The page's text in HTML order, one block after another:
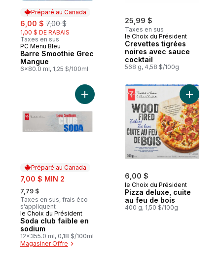
Préparé au Canada
sale:
6,00 $ , formerly:
7,00 $
1,00 $ DE RABAIS
Taxes en sus
Préparé au Canada
PC Menu Bleu
Barre Smoothie Grec
Mangue
6x80.0 ml, 1,25 $/100ml
25,99 $
Taxes en sus
le Choix du Président
Crevettes tigrées
noires avec sauce
cocktail
568 g, 4,58 $/100g
Préparé au Canada
sale:
7,00 $ MIN 2
, formerly:
7,79 $
Taxes en sus, frais éco
s’appliquent
Préparé au Canada
le Choix du Président
Soda club faible en
sodium
12x355.0 ml, 0,18 $/100ml
Magasiner Offre
Ajouter Soda club faible en sodium au
6,00 $
le Choix du Président
Pizza deluxe, cuite
au feu de bois
400 g, 1,50 $/100g
Ajouter